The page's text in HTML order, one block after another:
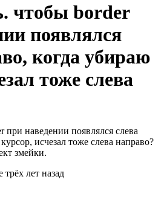
чтобы border
появлялся
когда убираю
тоже слева
при наведении появлялся слева
исчезал тоже слева направо?
змейки.
трёх лет назад